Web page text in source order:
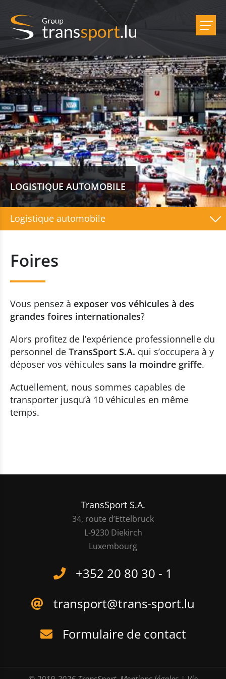
LOGISTIQUE AUTOMOBILE
Logistique automobile
Immatriculation
Concessions Automobiles
Circuits
Contrôle Technique
Transports Fermés
Notre Flotte
Contactez-nous
Foires
Vous pensez à exposer vos véhicules à des
grandes foires internationales?
Alors profitez de l’expérience professionnelle du
personnel de TransSport S.A. qui s’occupera à y
déposer vos véhicules sans la moindre griffe.
Actuellement, nous sommes capables de
transporter jusqu’à 10 véhicules en même
temps.
TransSport S.A.
34, route d’Ettelbruck
L-9230 Diekirch
Luxembourg
+352 20 80 30 - 1
transport@trans-sport.lu
Formulaire de contact